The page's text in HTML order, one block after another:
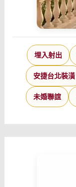
埋入射出
安捷台北裝潢
未婚聯誼